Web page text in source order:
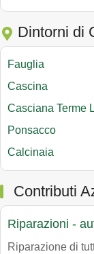
Dintorni di
Fauglia
Cascina
Casciana Terme
Ponsacco
Calcinaia
Contributi
Riparazioni -
Riparazione di